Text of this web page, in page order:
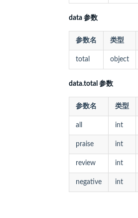
data 参数
参数名 类型
total object
data.total 参数
参数名 类型
all int
praise int
review int
negative int